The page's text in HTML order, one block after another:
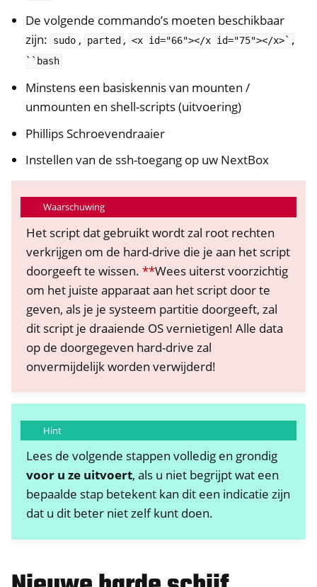
navigation of NetHSM
navigation of NitroWall
navigation of NitroWall NW750
navigation of Software
De volgende commando’s moeten beschikbaar
zijn:
sudo , parted , <x id="66"></x id="75"></x>`,
``bash
Minstens een basiskennis van mounten /
unmounten en shell-scripts (uitvoering)
Phillips Schroevendraaier
Instellen van de ssh-toegang op uw NextBox
Waarschuwing
Het script dat gebruikt wordt zal root rechten
verkrijgen om de hard-drive die je aan het script
doorgeeft te wissen. **Wees uiterst voorzichtig
om het juiste apparaat aan het script door te
geven, als je je systeem partitie doorgeeft, zal
dit script je draaiende OS vernietigen! Alle data
op de doorgegeven hard-drive zal
onvermijdelijk worden verwijderd!
Hint
Lees de volgende stappen volledig en grondig
voor u ze uitvoert, als u niet begrijpt wat een
bepaalde stap betekent kan dit een indicatie zijn
dat u dit beter niet zelf kunt doen.